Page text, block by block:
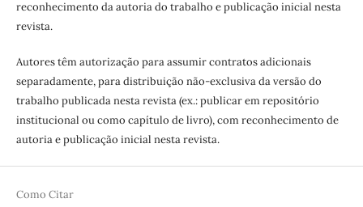
reconhecimento da autoria do trabalho e publicação inicial nesta
revista.
Autores têm autorização para assumir contratos adicionais
separadamente, para distribuição não-exclusiva da versão do
trabalho publicada nesta revista (ex.: publicar em repositório
institucional ou como capítulo de livro), com reconhecimento de
autoria e publicação inicial nesta revista.
Como Citar